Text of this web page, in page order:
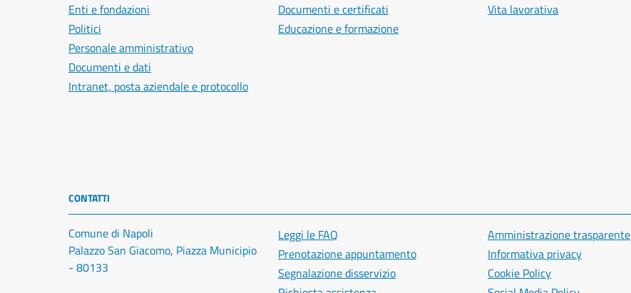
Enti e fondazioni
Politici
Personale amministrativo
Documenti e dati
Intranet, posta aziendale e protocollo
Documenti e certificati
Educazione e formazione
Vita lavorativa
CONTATTI
Comune di Napoli
Palazzo San Giacomo, Piazza Municipio
- 80133
Leggi le FAQ
Prenotazione appuntamento
Segnalazione disservizio
Amministrazione trasparente
Informativa privacy
Cookie Policy